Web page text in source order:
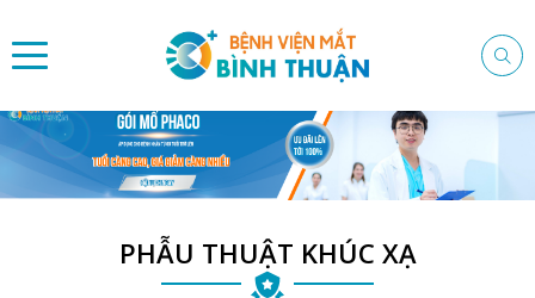
PHẪU THUẬT KHÚC XẠ